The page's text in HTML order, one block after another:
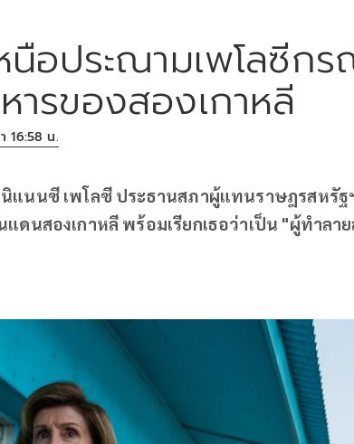
นือประณามเพโลซีก
รของสองเกาหลี
16:58 น.
แนนซี เพโลซี ประธานสภาผู้แทนราษฎรสหรัฐ
ดนสองเกาหลี พร้อมเรียกเธอว่าเป็น "ผู้ทำลา